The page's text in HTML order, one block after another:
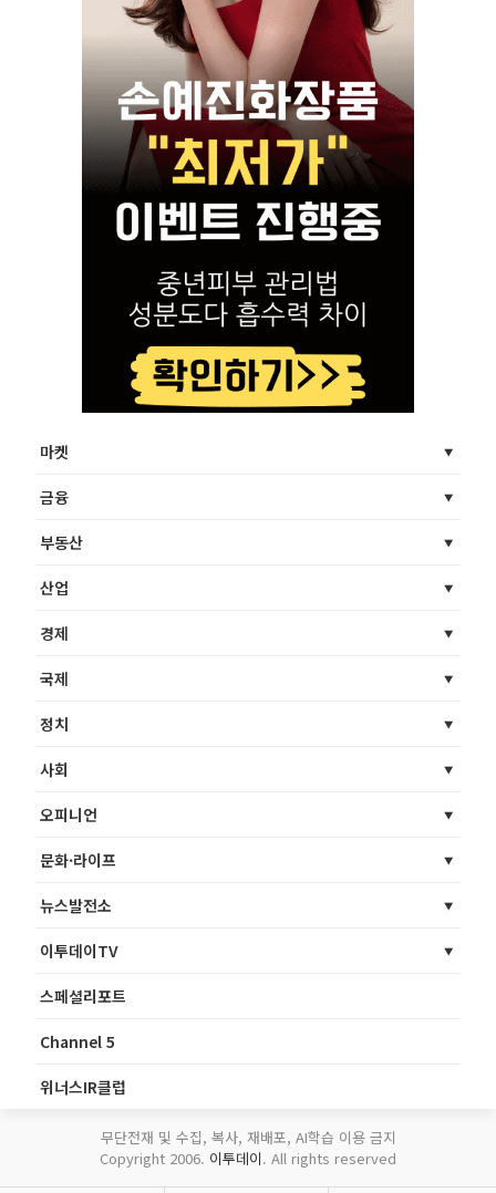
마켓
금융
부동산
산업
경제
국제
정치
사회
오피니언
문화·라이프
뉴스발전소
이투데이TV
스페셜리포트
Channel 5
위너스IR클럽
무단전재 및 수집, 복사, 재배포, AI학습 이용 금지
Copyright 2006. 이투데이. All rights reserved